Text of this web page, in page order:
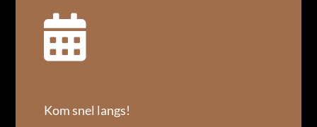

Kom snel langs!